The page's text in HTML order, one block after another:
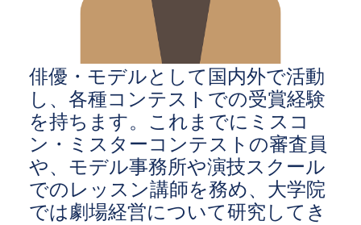
俳優・モデルとして国内外で活動
し、各種コンテストでの受賞経験
を持ちます。これまでにミスコ
ン・ミスターコンテストの審査員
や、モデル事務所や演技スクール
でのレッスン講師を務め、大学院
では劇場経営について研究してき